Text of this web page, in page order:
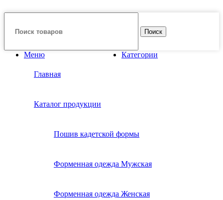
Поиск
Меню Категории
Главная
Каталог продукции
Пошив кадетской формы
Форменная одежда Мужская
Форменная одежда Женская